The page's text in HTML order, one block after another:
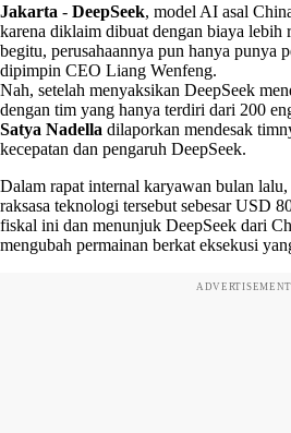
Jakarta - DeepSeek, model AI asal
karena diklaim dibuat dengan biaya lebih
begitu, perusahaannya pun hanya punya
dipimpin CEO Liang Wenfeng.
Nah, setelah menyaksikan DeepSeek
dengan tim yang hanya terdiri dari 200
Satya Nadella dilaporkan mendesak
kecepatan dan pengaruh DeepSeek.
Dalam rapat internal karyawan bulan
raksasa teknologi tersebut sebesar USD
fiskal ini dan menunjuk DeepSeek dari
mengubah permainan berkat eksekusi
ADVERTISEMENT